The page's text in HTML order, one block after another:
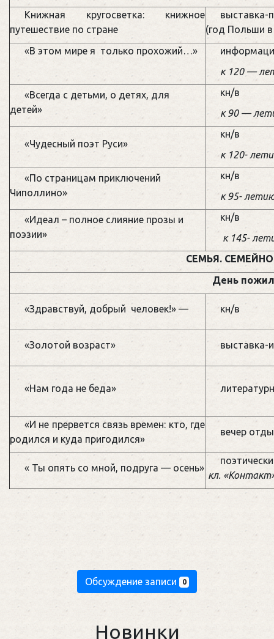
Книжная кругосветка: книжное
путешествие по стране
(год Польши в
«В этом мире я только прохожий…»
к 120 —
«Всегда с детьми, о детях, для
детей»
кн/в
к 90 —
«Чудесный поэт Руси»
кн/в
к 120-
«По страницам приключений
Чиполлино»
кн/в
к 95-
«Идеал – полное слияние прозы и
поэзии»
кн/в
к 145-
СЕМЬЯ.
День
«Здравствуй, добрый человек!» — кн/в
«Золотой возраст» выставка-
«Нам года не беда»
«И не прервется связь времен: кто, где
родился и куда пригодился»
вечер
« Ты опять со мной, подруга — осень»
кл.
Обсуждение записи 0
Новинки